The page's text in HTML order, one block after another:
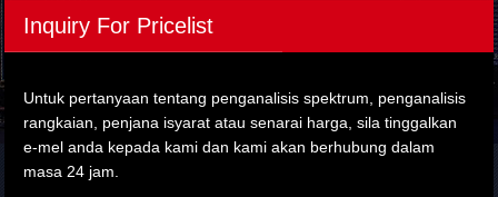
Inquiry For Pricelist
Untuk pertanyaan tentang penganalisis spektrum, penganalisis
rangkaian, penjana isyarat atau senarai harga, sila tinggalkan
e-mel anda kepada kami dan kami akan berhubung dalam
masa 24 jam.